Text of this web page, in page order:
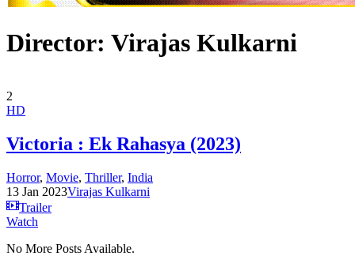
Director: Virajas Kulkarni
2
HD
Victoria : Ek Rahasya (2023)
Horror, Movie, Thriller, India
13 Jan 2023Virajas Kulkarni
Trailer
Watch
No More Posts Available.